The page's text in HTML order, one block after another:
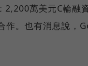
萬美元C輪融
作。也有消息說，